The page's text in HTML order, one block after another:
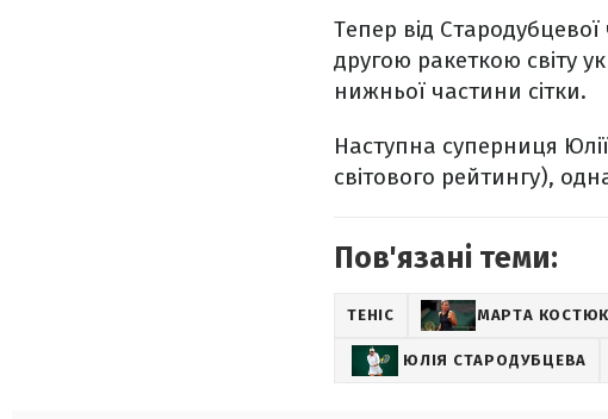
Тепер від Стародубцевої
другою ракеткою світу
нижньої частини сітки.
Наступна суперниця
світового рейтингу),
Пов'язані теми:
ТЕНІС МАРТА КОСТЮК
ЮЛІЯ СТАРОДУБЦЕВА